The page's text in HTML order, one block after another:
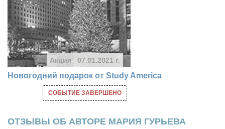
Акция 07.01.2021 г.
Новогодний подарок от Study America
СОБЫТИЕ ЗАВЕРШЕНО
ОТЗЫВЫ ОБ АВТОРЕ МАРИЯ ГУРЬЕВА